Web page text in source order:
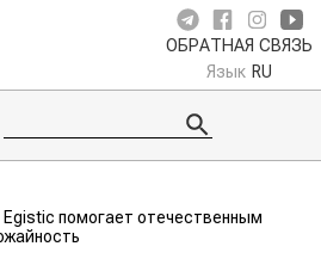
ОБРАТНАЯ СВЯЗЬ
Язык RU
помогает отечественным